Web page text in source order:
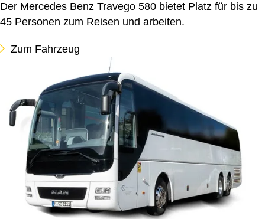
Der Mercedes Benz Travego 580 bietet Platz für bis zu
45 Personen zum Reisen und arbeiten.
Zum Fahrzeug